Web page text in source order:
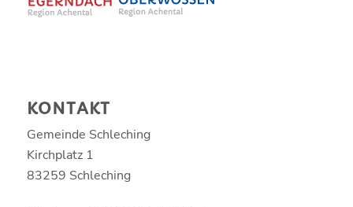
KONTAKT
Gemeinde Schleching
Kirchplatz 1
83259 Schleching